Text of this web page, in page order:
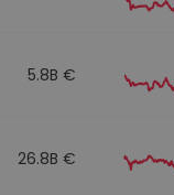
5.8B €
26.8B €